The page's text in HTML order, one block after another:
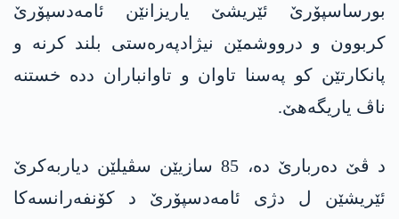
بورساسپۆرێ ئێریشێ یاریزانێن ئامەدسپۆرێ
کربوون و درووشمێن نیژادپەرەستی بلند کرنە و
پانکارتێن کو پەسنا تاوان و تاوانباران ددە خستنە
ناڤ یاریگەھێ.
د ڤێ دەربارێ دە، 85 سازیێن سڤیلێن دیاربەکرێ
ئێریشێن ل دژی ئامەدسپۆرێ د کۆنفەرانسەکا